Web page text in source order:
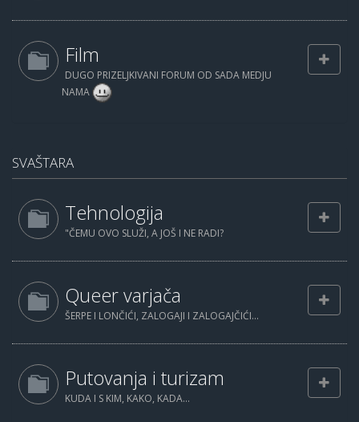
Film
DUGO PRIZELJKIVANI FORUM OD SADA MEDJU
NAMA
SVAŠTARA
Tehnologija
"ČEMU OVO SLUŽI, A JOŠ I NE RADI?
Queer varjača
ŠERPE I LONČIĆI, ZALOGAJI I ZALOGAJČIĆI...
Putovanja i turizam
KUDA I S KIM, KAKO, KADA...